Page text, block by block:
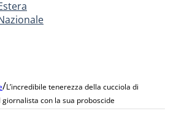
/L’incredibile tenerezza della cucciola di
con la sua proboscide